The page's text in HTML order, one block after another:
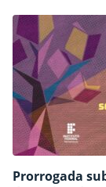
Prorrogada